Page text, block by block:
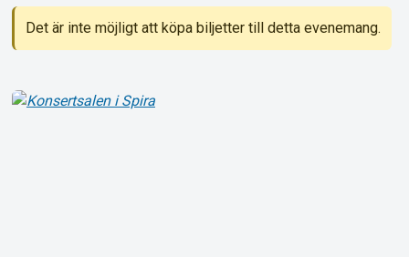
Det är inte möjligt att köpa biljetter till detta evenemang.